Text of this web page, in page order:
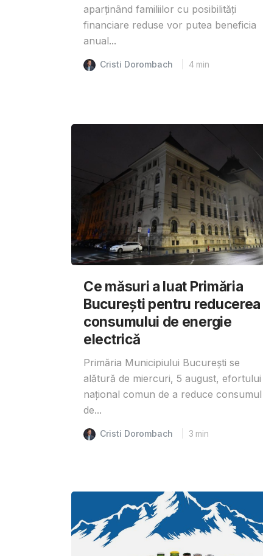
aparținând familiilor cu posibilități
financiare reduse vor putea beneficia
anual...
Cristi Dorombach 4 min
Ce măsuri a luat Primăria
București pentru reducerea
consumului de energie
electrică
Primăria Municipiului București se
alătură de miercuri, 5 august, efortului
național comun de a reduce consumul
de...
Cristi Dorombach 3 min